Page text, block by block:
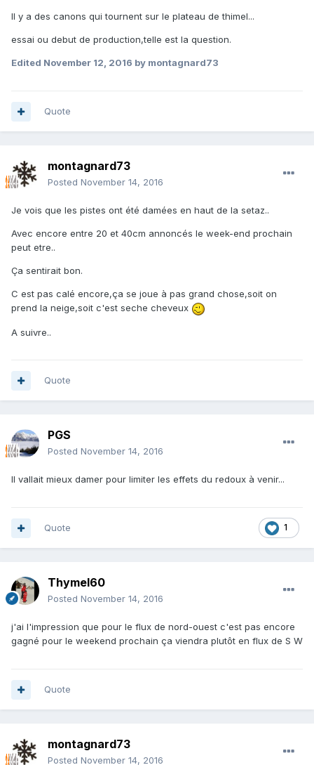
Il y a des canons qui tournent sur le plateau de thimel...
essai ou debut de production,telle est la question.
Edited November 12, 2016 by montagnard73
Quote
montagnard73
Posted November 14, 2016
Je vois que les pistes ont été damées en haut de la setaz..
Avec encore entre 20 et 40cm annoncés le week-end prochain
peut etre..
Ça sentirait bon.
C est pas calé encore,ça se joue à pas grand chose,soit on
prend la neige,soit c'est seche cheveux
A suivre..
Quote
PGS
Posted November 14, 2016
Il vallait mieux damer pour limiter les effets du redoux à venir...
1
Quote
Thymel60
Posted November 14, 2016
j'ai l'impression que pour le flux de nord-ouest c'est pas encore
gagné pour le weekend prochain ça viendra plutôt en flux de S W
Quote
montagnard73
Posted November 14, 2016